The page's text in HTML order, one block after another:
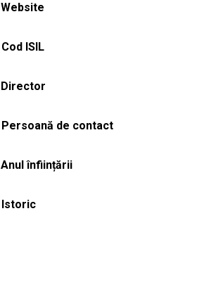
Website
Cod ISIL
Director
Persoană de contact
Anul înființării
Istoric